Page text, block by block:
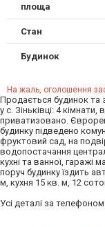
площа
Стан
Будинок
На жаль, оголошення
Продається будинок та
у с. Зіньківці: 4
приватизовано.
будинку підведено
фруктовий сад, на
водопостачання
кухні та ванної, гаражі
поруч будинку їздить
м, кухня 15 кв. м, 12
Усі деталі за